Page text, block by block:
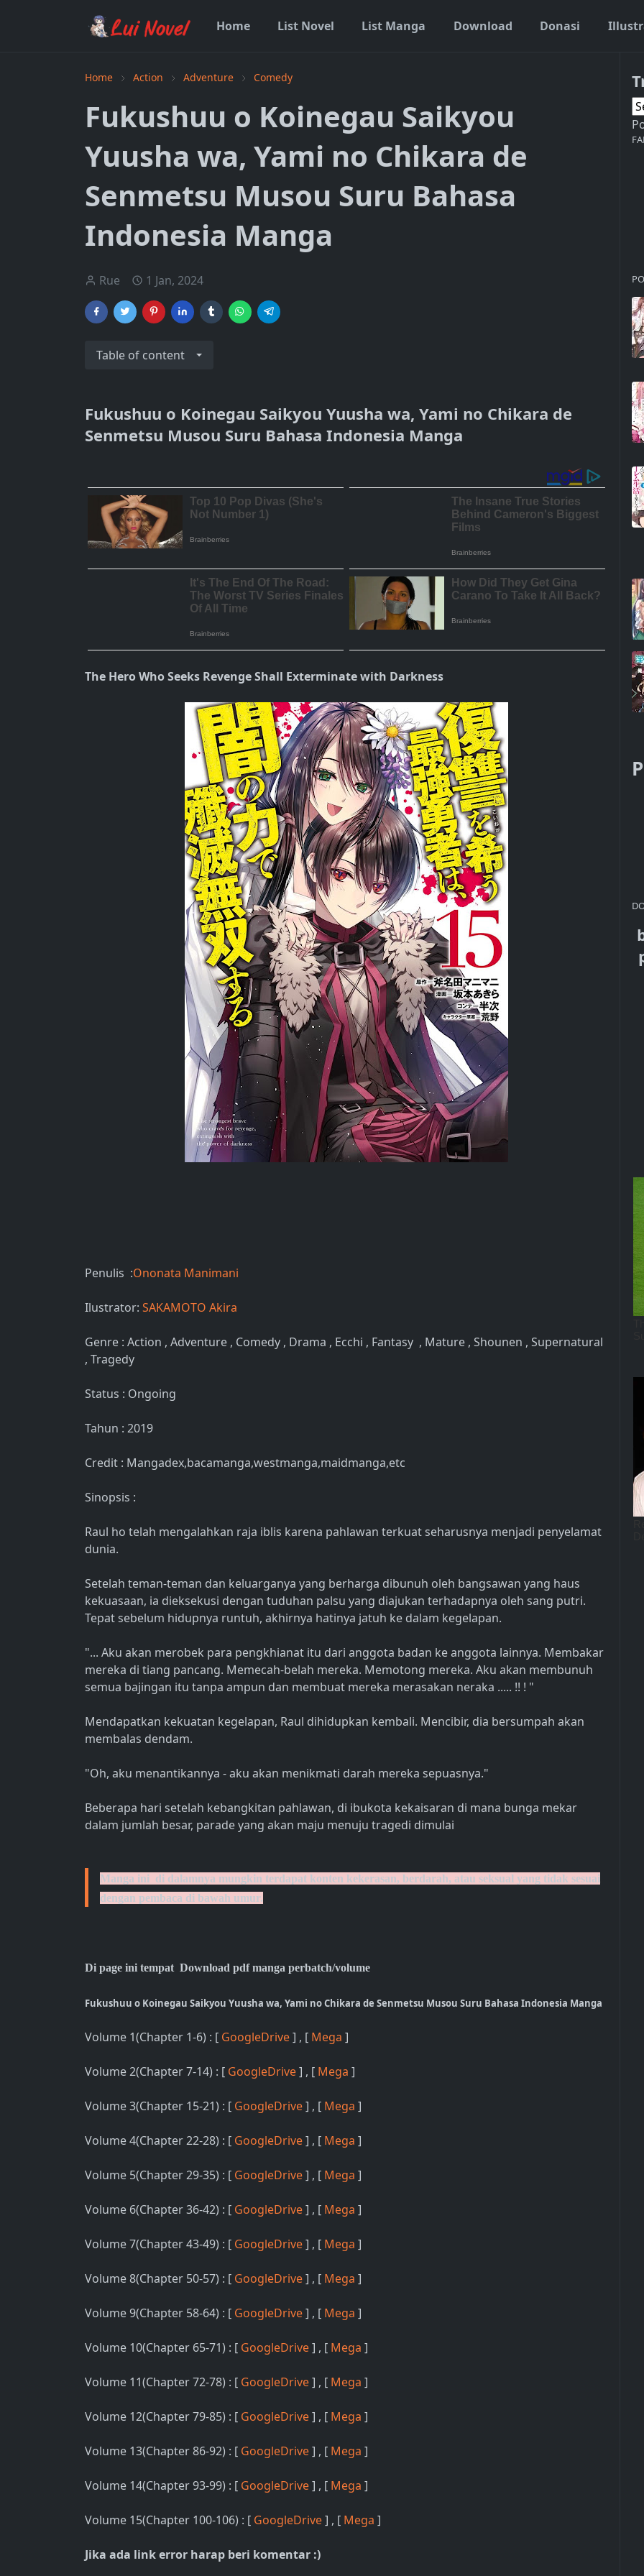
Home List Novel List Manga Download Donasi
Home Action Adventure Comedy
Fukushuu o Koinegau Saikyou
Yuusha wa, Yami no Chikara de
Senmetsu Musou Suru Bahasa
Indonesia Manga
Rue 1 Jan, 2024
Table of content
Fukushuu o Koinegau Saikyou Yuusha wa, Yami no Chikara de
Senmetsu Musou Suru Bahasa Indonesia Manga
The Hero Who Seeks Revenge Shall Exterminate with Darkness
Penulis :Ononata Manimani
Ilustrator: SAKAMOTO Akira
Genre : Action , Adventure , Comedy , Drama , Ecchi , Fantasy , Mature , Shounen , Supernatural
, Tragedy
Status : Ongoing
Tahun : 2019
Credit : Mangadex,bacamanga,westmanga,maidmanga,etc
Sinopsis :
Raul ho telah mengalahkan raja iblis karena pahlawan terkuat seharusnya menjadi penyelamat
dunia.
Setelah teman-teman dan keluarganya yang berharga dibunuh oleh bangsawan yang haus
kekuasaan, ia dieksekusi dengan tuduhan palsu yang diajukan terhadapnya oleh sang putri.
Tepat sebelum hidupnya runtuh, akhirnya hatinya jatuh ke dalam kegelapan.
"... Aku akan merobek para pengkhianat itu dari anggota badan ke anggota lainnya. Membakar
mereka di tiang pancang. Memecah-belah mereka. Memotong mereka. Aku akan membunuh
semua bajingan itu tanpa ampun dan membuat mereka merasakan neraka ..... !! ! "
Mendapatkan kekuatan kegelapan, Raul dihidupkan kembali. Mencibir, dia bersumpah akan
membalas dendam.
"Oh, aku menantikannya - aku akan menikmati darah mereka sepuasnya."
Beberapa hari setelah kebangkitan pahlawan, di ibukota kekaisaran di mana bunga mekar
dalam jumlah besar, parade yang akan maju menuju tragedi dimulai
Manga ini di dalamnya mungkin terdapat konten kekerasan, berdarah, atau seksual yang tidak sesuai
dengan pembaca di bawah umur.
Di page ini tempat Download pdf manga perbatch/volume
Fukushuu o Koinegau Saikyou Yuusha wa, Yami no Chikara de Senmetsu Musou Suru Bahasa Indonesia Manga
Volume 1(Chapter 1-6) : [ GoogleDrive] , [ Mega ]
Volume 2(Chapter 7-14) : [ GoogleDrive] , [ Mega ]
Volume 3(Chapter 15-21) : [ GoogleDrive] , [ Mega ]
Volume 4(Chapter 22-28) : [ GoogleDrive] , [ Mega ]
Volume 5(Chapter 29-35) : [ GoogleDrive] , [ Mega ]
Volume 6(Chapter 36-42) : [ GoogleDrive] , [ Mega ]
Volume 7(Chapter 43-49) : [ GoogleDrive] , [ Mega ]
Volume 8(Chapter 50-57) : [ GoogleDrive] , [ Mega ]
Volume 9(Chapter 58-64) : [ GoogleDrive] , [ Mega ]
Volume 10(Chapter 65-71) : [ GoogleDrive] , [ Mega ]
Volume 11(Chapter 72-78) : [ GoogleDrive] , [ Mega ]
Volume 12(Chapter 79-85) : [ GoogleDrive] , [ Mega ]
Volume 13(Chapter 86-92) : [ GoogleDrive] , [ Mega ]
Volume 14(Chapter 93-99) : [ GoogleDrive] , [ Mega ]
Volume 15(Chapter 100-106) : [ GoogleDrive] , [ Mega ]
Jika ada link error harap beri komentar :)